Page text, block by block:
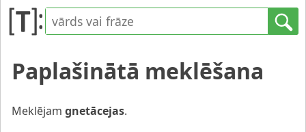
Paplašinātā meklēšana
Meklējam gnetācejas.